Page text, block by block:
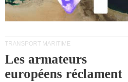
TRANSPORT MARITIME
Les armateurs
européens réclament